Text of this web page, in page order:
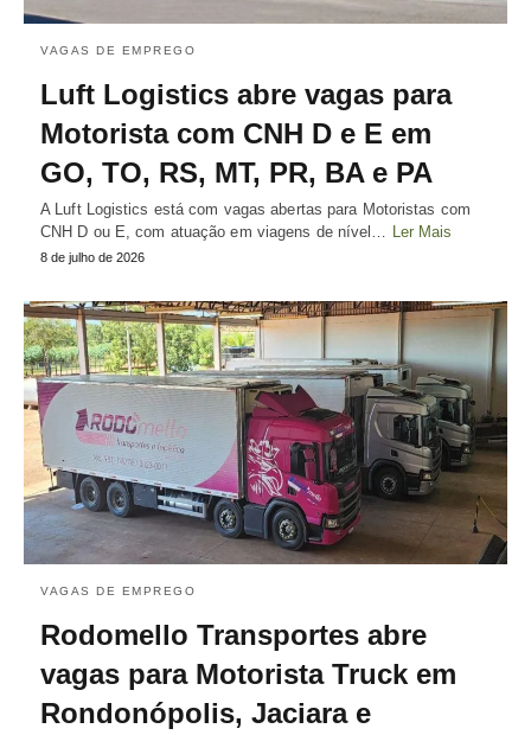
VAGAS DE EMPREGO
Luft Logistics abre vagas para
Motorista com CNH D e E em
GO, TO, RS, MT, PR, BA e PA
A Luft Logistics está com vagas abertas para Motoristas com
CNH D ou E, com atuação em viagens de nível… Ler Mais
8 de julho de 2026
VAGAS DE EMPREGO
Rodomello Transportes abre
vagas para Motorista Truck em
Rondonópolis, Jaciara e